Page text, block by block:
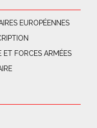
EUROPÉENNES
ET FORCES ARMÉES